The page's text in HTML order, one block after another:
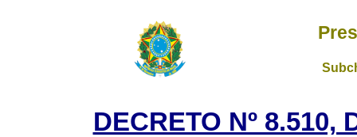
DECRETO Nº 8.510,